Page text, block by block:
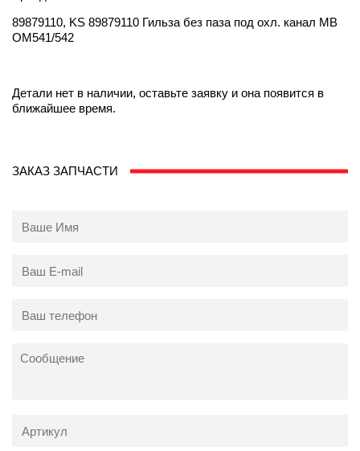
89879110, KS 89879110 Гильза без паза под охл. канал MB
OM541/542
Детали нет в наличии, оставьте заявку и она появится в
ближайшее время.
ЗАКАЗ ЗАПЧАСТИ